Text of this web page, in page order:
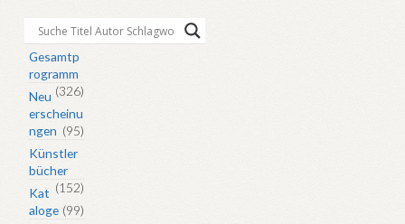
Gesamtp
rogramm
(326)
Neu
erscheinu
ngen (95)
Künstler
bücher
(152)
Kat
aloge (99)